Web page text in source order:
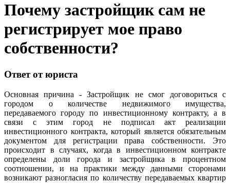
Почему застройщик сам не
регистрирует мое право
собственности?
Ответ от юриста
Основная причина - Застройщик не смог договориться с
городом о количестве недвижимого имущества,
передаваемого городу по инвестиционному контракту, а в
связи с этим город не подписал акт реализации
инвестиционного контракта, который является обязательным
документом для регистрации права собственности. Это
происходит в случаях, когда в инвестиционном контракте
определены доли города и застройщика в процентном
соотношении, и на практики между данными сторонами
возникают разногласия по количеству передаваемых квартир